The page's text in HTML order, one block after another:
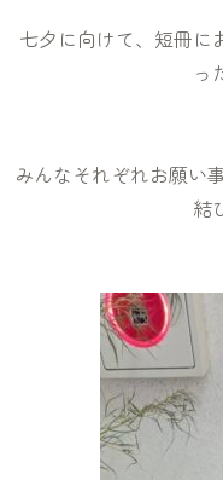
七夕に向けて、短冊に
っ
みんなそれぞれお願い
結